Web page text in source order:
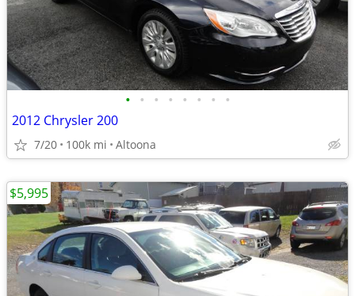
• • • • • • • •
2012 Chrysler 200
7/20 100k mi Altoona
$5,995